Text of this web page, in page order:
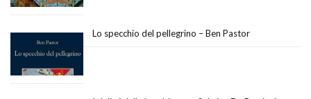
Lo specchio del pellegrino – Ben Pastor